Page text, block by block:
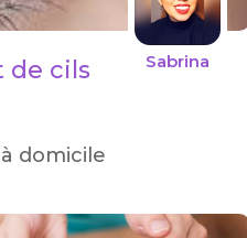
Sabrina
de cils
domicile